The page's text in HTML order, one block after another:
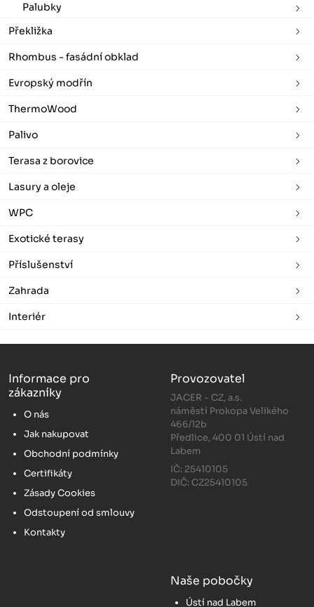
Palubky
Překližka
Rhombus - fasádní obklad
Evropský modřín
ThermoWood
Palivo
Terasa z borovice
Lasury a oleje
WPC
Exotické terasy
Příslušenství
Zahrada
Interiér
Informace pro
zákazníky
O nás
Jak nakupovat
Obchodní podmínky
Certifikáty
Zásady Cookies
Odstoupení od smlouvy
Kontakty
Provozovatel
JACER - CZ, a.s.
náměstí Prokopa Velikého
466/12b
Předlice, 400 01 Ústí nad
Labem
IČ: 25410105
DIČ: CZ25410105
Naše pobočky
Ústí nad Labem